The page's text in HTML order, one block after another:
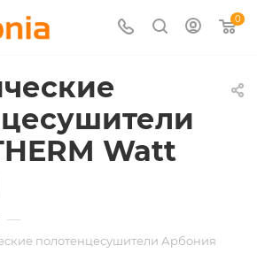
0
Watt
—
полотенцесушители Арбония